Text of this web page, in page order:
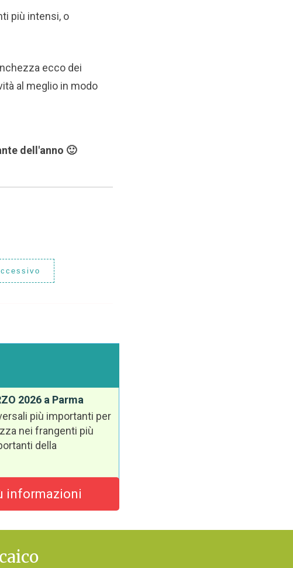
più intensi, o
ecco dei
al meglio in modo
dell'anno 🙂
2026 a Parma
più importanti per
nei frangenti più
della
informazioni